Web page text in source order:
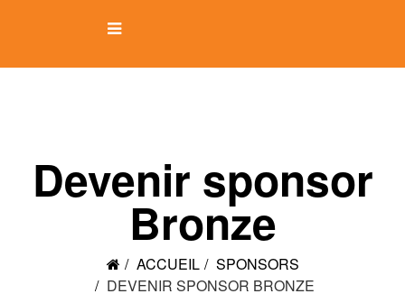
Devenir sponsor
Bronze
ACCUEIL
SPONSORS
DEVENIR SPONSOR BRONZE